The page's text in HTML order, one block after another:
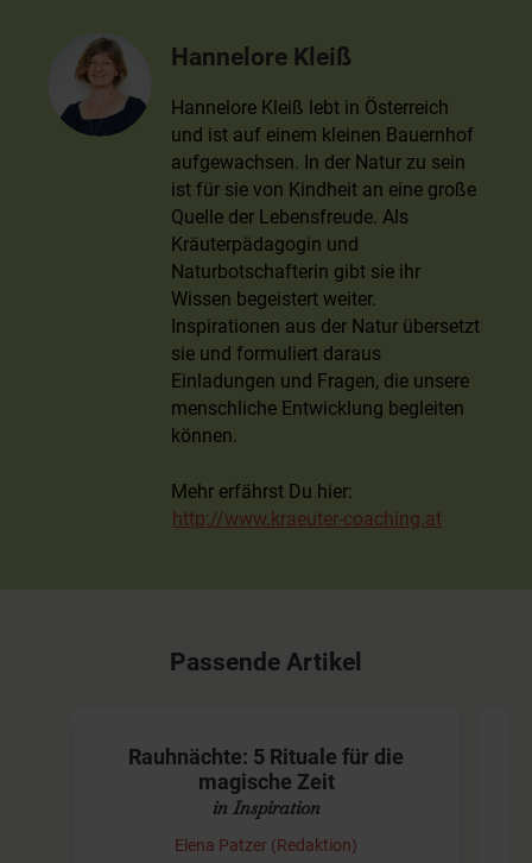
Hannelore Kleiß
Hannelore Kleiß lebt in Österreich
und ist auf einem kleinen Bauernhof
aufgewachsen. In der Natur zu sein
ist für sie von Kindheit an eine große
Quelle der Lebensfreude. Als
Kräuterpädagogin und
Naturbotschafterin gibt sie ihr
Wissen begeistert weiter.
Inspirationen aus der Natur übersetzt
sie und formuliert daraus
Einladungen und Fragen, die unsere
menschliche Entwicklung begleiten
können.
Mehr erfährst Du hier:
http://www.kraeuter-coaching.at
Passende Artikel
Rauhnächte: 5 Rituale für die
magische Zeit
in Inspiration
Elena Patzer (Redaktion)